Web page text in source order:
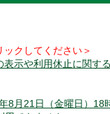
クしてください＞
示や利用休止に関す
8月21日（金曜日）18